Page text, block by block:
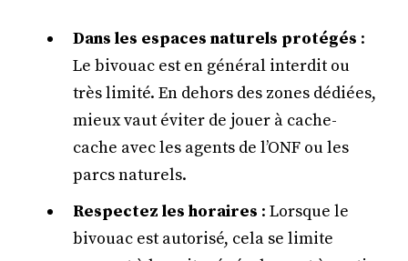
Dans les espaces naturels protégés :
Le bivouac est en général interdit ou
très limité. En dehors des zones dédiées,
mieux vaut éviter de jouer à cache-
cache avec les agents de l’ONF ou les
parcs naturels.
Respectez les horaires : Lorsque le
bivouac est autorisé, cela se limite